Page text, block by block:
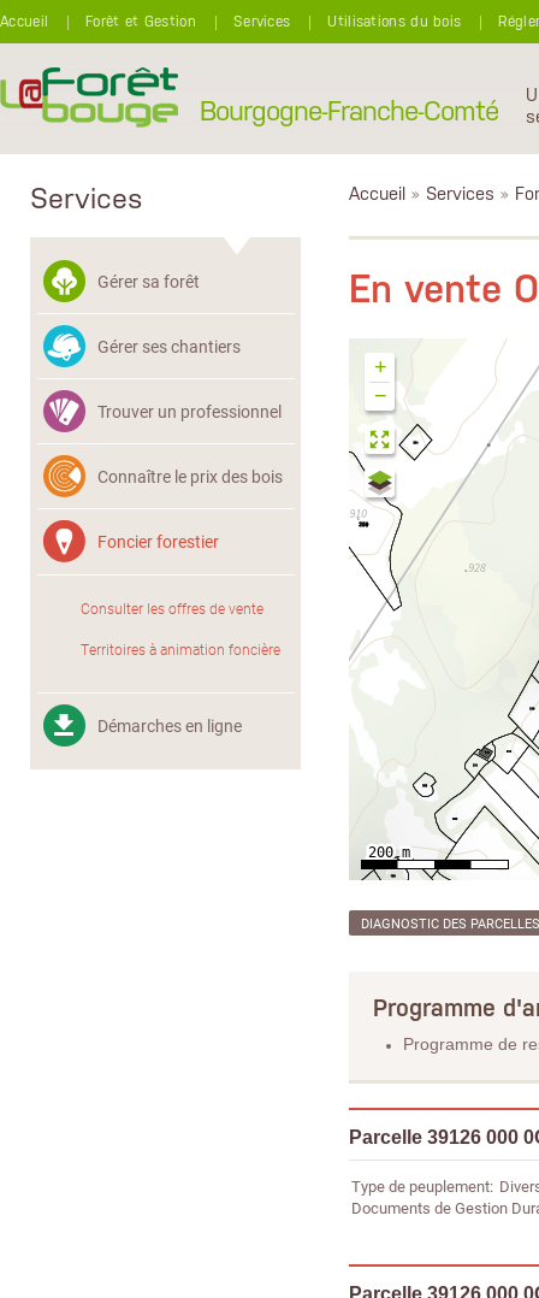
Accueil
Forêt et Gestion Services Utilisations du bois
Bourgogne-Franche-Comté
Services
Gérer sa forêt
Gérer ses chantiers
Trouver un professionnel
Connaître le prix des bois
Foncier forestier
Consulter les offres de vente
Territoires à animation foncière
Démarches en ligne
Accueil » Services »
En vente
+
−
DIAGNOSTIC DES PARCELLES
Programme
Programme de
Parcelle 39126 000
Type de peuplement
Documents de Gestion
Parcelle 39126 000